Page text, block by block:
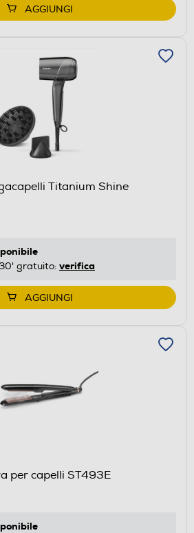
AGGIUNGI
Titanium Shine
gratuito: verifica
AGGIUNGI
per capelli ST493E